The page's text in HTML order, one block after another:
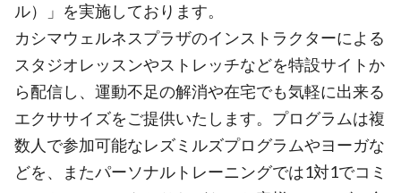
ル）」を実施しております。
カシマウェルネスプラザのインストラクターによる
スタジオレッスンやストレッチなどを特設サイトか
ら配信し、運動不足の解消や在宅でも気軽に出来る
エクササイズをご提供いたします。プログラムは複
数人で参加可能なレズミルズプログラムやヨーガな
どを、またパーソナルトレーニングでは1対1でコミ